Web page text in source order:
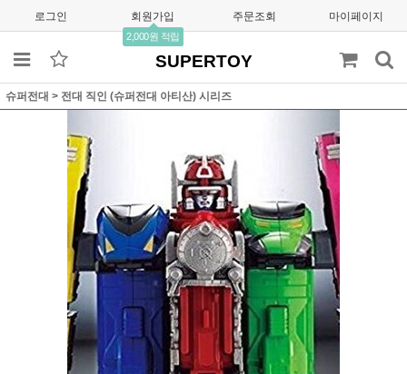
로그인 회원가입
2,000원 적립
주문조회 마이페이지
SUPERTOY
슈퍼전대 > 전대 직인 (슈퍼전대 아티산) 시리즈